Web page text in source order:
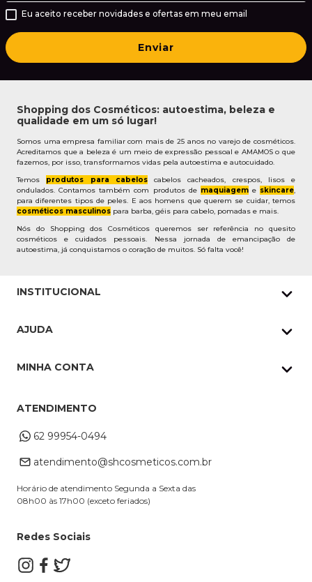
Eu aceito receber novidades e ofertas em meu email
Enviar
Shopping dos Cosméticos: autoestima, beleza e
qualidade em um só lugar!
Somos uma empresa familiar com mais de 25 anos no varejo de cosméticos.
Acreditamos que a beleza é um meio de expressão pessoal e AMAMOS o que
fazemos, por isso, transformamos vidas pela autoestima e autocuidado.
Temos produtos para cabeloscabelos cacheados, crespos, lisos e
ondulados. Contamos também com produtos de maquiageme skincare,
para diferentes tipos de peles. E aos homens que querem se cuidar, temos
cosméticos masculinos para barba, géis para cabelo, pomadas e mais.
Nós do Shopping dos Cosméticos queremos ser referência no quesito
cosméticos e cuidados pessoais. Nessa jornada de emancipação de
autoestima, já conquistamos o coração de muitos. Só falta você!
INSTITUCIONAL
Pedidos Whatsapp
Cupons
AJUDA
Troca e Devoluções
Dúvidas Frequentes
MINHA CONTA
Alterar Cadastro
ATENDIMENTO
62 99954-0494
atendimento@shcosmeticos.com.br
Horário de atendimento Segunda a Sexta das
08h00 às 17h00 (exceto feriados)
Redes Sociais